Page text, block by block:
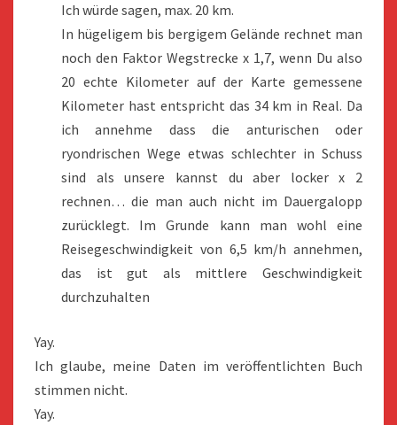
Ich würde sagen, max. 20 km.
In hügeligem bis bergigem Gelände rechnet man
noch den Faktor Wegstrecke x 1,7, wenn Du also
20 echte Kilometer auf der Karte gemessene
Kilometer hast entspricht das 34 km in Real. Da
ich annehme dass die anturischen oder
ryondrischen Wege etwas schlechter in Schuss
sind als unsere kannst du aber locker x 2
rechnen… die man auch nicht im Dauergalopp
zurücklegt. Im Grunde kann man wohl eine
Reisegeschwindigkeit von 6,5 km/h annehmen,
das ist gut als mittlere Geschwindigkeit
durchzuhalten
Yay.
Ich glaube, meine Daten im veröffentlichten Buch
stimmen nicht.
Yay.